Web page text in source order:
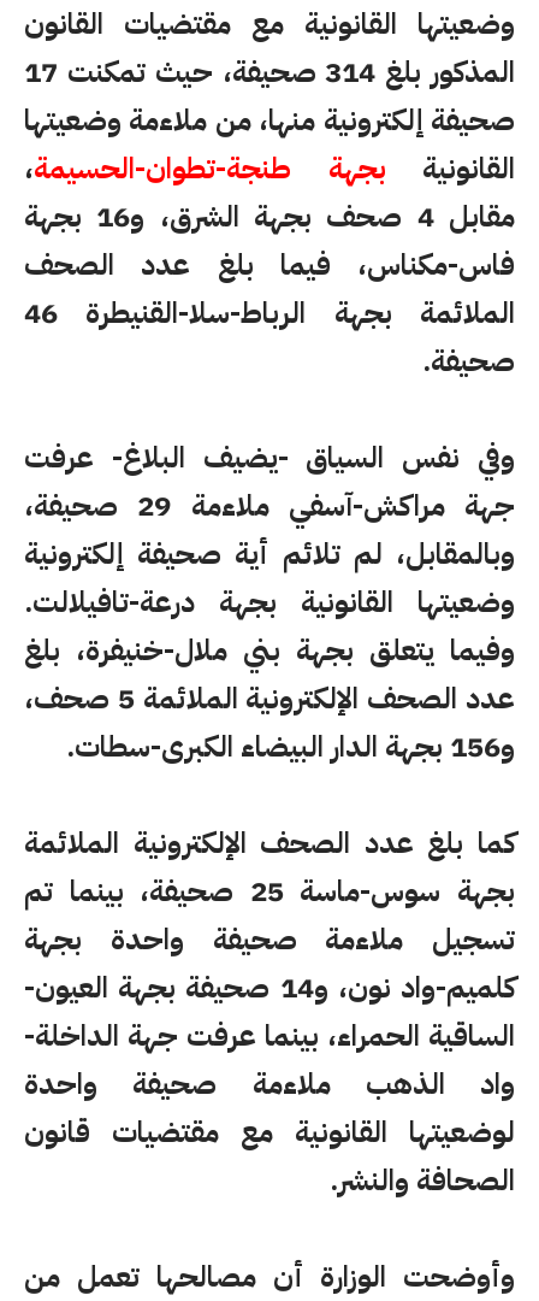
وضعيتها القانونية مع مقتضيات القانون
المذكور بلغ 314 صحيفة، حيث تمكنت 17
صحيفة إلكترونية منها، من ملاءمة وضعيتها
القانونية بجهة طنجة-تطوان-الحسيمة،
مقابل 4 صحف بجهة الشرق، و16 بجهة
فاس-مكناس، فيما بلغ عدد الصحف
الملائمة بجهة الرباط-سلا-القنيطرة 46
صحيفة.
وفي نفس السياق -يضيف البلاغ- عرفت
جهة مراكش-آسفي ملاءمة 29 صحيفة،
وبالمقابل، لم تلائم أية صحيفة إلكترونية
وضعيتها القانونية بجهة درعة-تافيلالت.
وفيما يتعلق بجهة بني ملال-خنيفرة، بلغ
عدد الصحف الإلكترونية الملائمة 5 صحف،
و156 بجهة الدار البيضاء الكبرى-سطات.
كما بلغ عدد الصحف الإلكترونية الملائمة
بجهة سوس-ماسة 25 صحيفة، بينما تم
تسجيل ملاءمة صحيفة واحدة بجهة
كلميم-واد نون، و14 صحيفة بجهة العيون-
الساقية الحمراء، بينما عرفت جهة الداخلة-
واد الذهب ملاءمة صحيفة واحدة
لوضعيتها القانونية مع مقتضيات قانون
الصحافة والنشر.
وأوضحت الوزارة أن مصالحها تعمل من